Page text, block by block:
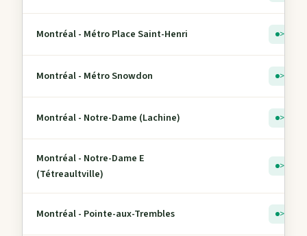
Montréal - Métro Place Saint-Henri > 5
Montréal - Métro Snowdon > 5
Montréal - Notre-Dame (Lachine) > 5
Montréal - Notre-Dame E
(Tétreaultville)
> 5
Montréal - Pointe-aux-Trembles > 5